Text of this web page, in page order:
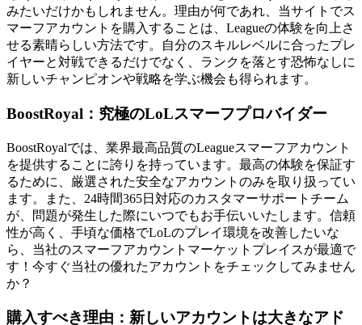
みたいだけかもしれません。理由が何であれ、当サイトでス
マーフアカウントを購入することは、Leagueの体験を向上さ
せる素晴らしい方法です。自分のスキルレベルに合ったプレ
イヤーと対戦できるだけでなく、ランクを落とす恐怖なしに
新しいチャンピオンや戦略を学ぶ機会も得られます。
BoostRoyal：究極のLoLスマーフプロバイダー
BoostRoyalでは、業界最高品質のLeagueスマーフアカウント
を提供することに誇りを持っています。最高の体験を保証す
るために、厳選された安全なアカウントのみを取り扱ってい
ます。また、24時間365日対応のカスタマーサポートチーム
が、問題が発生した際にいつでもお手伝いいたします。信頼
性が高く、手頃な価格でLoLのプレイ環境を改善したいな
ら、当社のスマーフアカウントマーケットプレイスが最適で
す！今すぐ当社の優れたアカウントをチェックしてみません
か？
購入すべき理由：新しいアカウントは大きなアド